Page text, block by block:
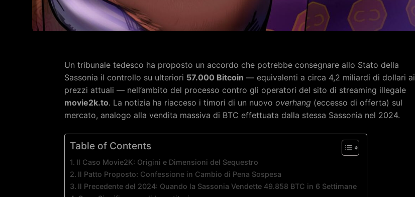
Un tribunale tedesco ha proposto un accordo che potrebbe consegnare allo Stato della
Sassonia il controllo su ulteriori 57.000 Bitcoin — equivalenti a circa 4,2 miliardi di dollari ai
prezzi attuali — nell’ambito del processo contro gli operatori del sito di streaming illegale
movie2k.to. La notizia ha riacceso i timori di un nuovo overhang (eccesso di offerta) sul
mercato, analogo alla vendita massiva di BTC effettuata dalla stessa Sassonia nel 2024.
Table of Contents
Il Caso Movie2K: Origini e Dimensioni del Sequestro
Il Patto Proposto: Confessione in Cambio di Pena Sospesa
Il Precedente del 2024: Quando la Sassonia Vendette 49.858 BTC in 6 Settimane